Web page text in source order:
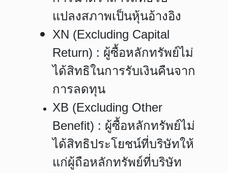
แปลงสภาพเป็นหุ้นอ้างอิง
XN (Excluding Capital
Return) : ผู้ซื้อหลักทรัพย์ไม่
ได้สิทธิในการรับเงินคืนจาก
การลดทุน
XB (Excluding Other
Benefit) : ผู้ซื้อหลักทรัพย์ไม่
ได้สิทธิประโยชน์ที่บริษัทให้
แก่ผู้ถือหลักทรัพย์ที่บริษัท